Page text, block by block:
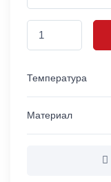
Температура
Материал